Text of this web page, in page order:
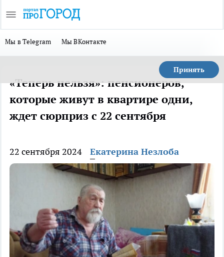
Мы в Telegram Мы ВКонтакте
Принять
«Теперь нельзя»: пенсионеров,
которые живут в квартире одни,
ждет сюрприз с 22 сентября
22 сентября 2024 Екатерина Незлоба